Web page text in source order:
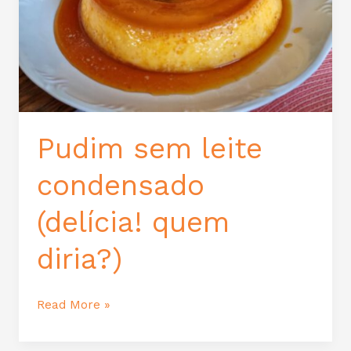
Pudim sem leite
condensado
(delícia! quem
diria?)
Read More »